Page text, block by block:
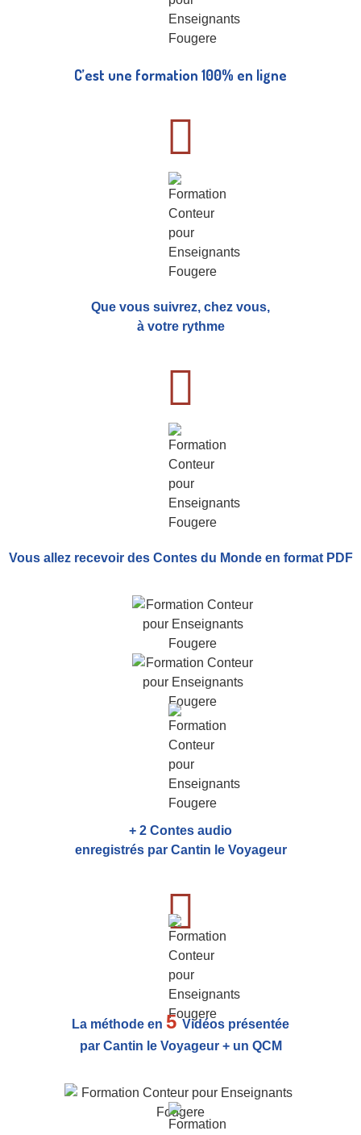
C’est une formation 100% en ligne
Que vous suivrez, chez vous,
à votre rythme
Vous allez recevoir des Contes du Monde en format PDF
+ 2 Contes audio
enregistrés par Cantin le Voyageur
La méthode en 5Vidéos présentée
par Cantin le Voyageur + un QCM